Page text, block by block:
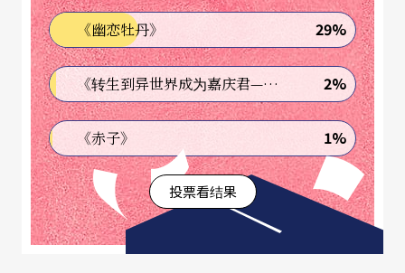
众，然而我们很少从需求量倒回来评估。两厅院发
展卅年才到现在的光景，当时与现在的人口、经济
结构完全不同，剧场的文化使命也不同，光是从以
往的文化建设转到现行的文化经济就已经不容易
了，剧院如何与地方的文化及经济脉动挂在一起，
这又是难上加难的挑战。剧院资金不足，不容易自
己做节目，买节目容易，做节目难，但是没有自制
节目就不会有艺术工作者在地就业，更不会因之而
《幽恋牡丹》 29%
《转生到异世界成为嘉庆君—发现我的祖先是诈骗集团!?》 2%
《赤子》 1%
投票看结果